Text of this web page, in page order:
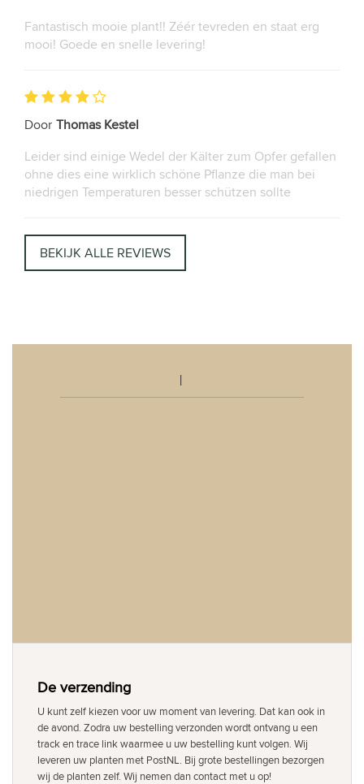
Fantastisch mooie plant!! Zéér tevreden en staat erg
mooi! Goede en snelle levering!
Door Thomas Kestel
Leider sind einige Wedel der Kälter zum Opfer gefallen
ohne dies eine wirklich schöne Pflanze die man bei
niedrigen Temperaturen besser schützen sollte
BEKIJK ALLE REVIEWS
De verzending
U kunt zelf kiezen voor uw moment van levering. Dat kan ook in
de avond. Zodra uw bestelling verzonden wordt ontvang u een
track en trace link waarmee u uw bestelling kunt volgen. Wij
leveren uw planten met PostNL. Bij grote bestellingen bezorgen
wij de planten zelf. Wij nemen dan contact met u op!